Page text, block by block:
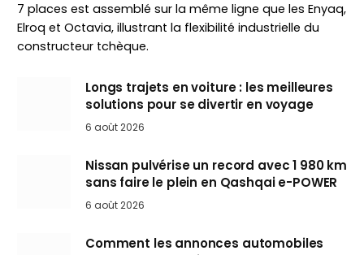
7 places est assemblé sur la même ligne que les Enyaq,
Elroq et Octavia, illustrant la flexibilité industrielle du
constructeur tchèque.
Longs trajets en voiture : les meilleures
solutions pour se divertir en voyage
6 août 2026
Nissan pulvérise un record avec 1 980 km
sans faire le plein en Qashqai e-POWER
6 août 2026
Comment les annonces automobiles